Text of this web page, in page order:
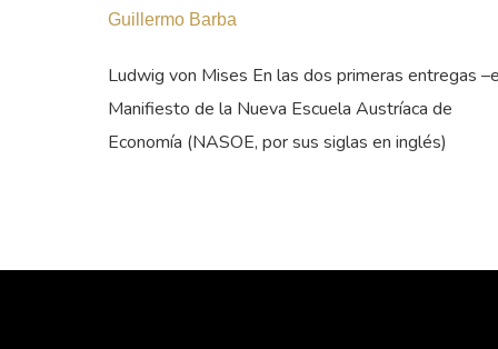
Guillermo Barba
Ludwig von Mises En las dos primeras entregas
Manifiesto de la Nueva Escuela Austríaca de
Economía (NASOE, por sus siglas en inglés)